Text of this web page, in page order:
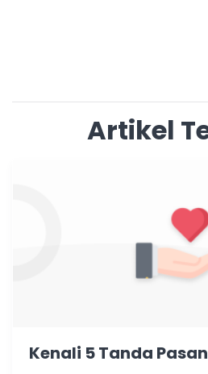
Artikel
Kenali 5 Tanda